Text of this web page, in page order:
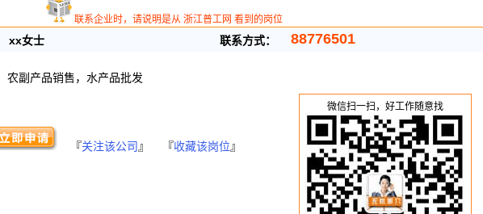
联系企业时，请说明是从 浙江普工网 看到的岗位
xx女士 联系方式： 88776501
农副产品销售，水产品批发
『关注该公司 』 『收藏该岗位 』
微信扫一扫，好工作随意找